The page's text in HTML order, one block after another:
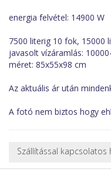
energia felvétel: 14900 W
7500 literig 10 fok, 15000
javasolt vízáramlás:
méret: 85x55x98 cm
Az aktuális ár után
A fotó nem biztos hogy
Szállítással